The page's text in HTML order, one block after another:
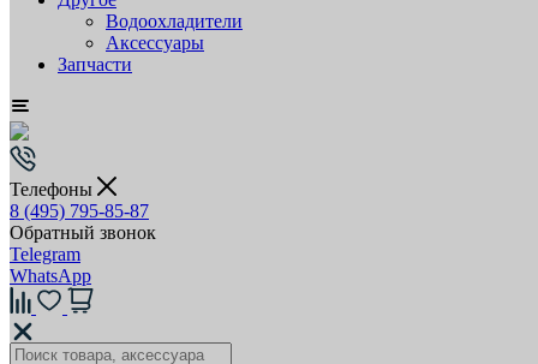
Водоохладители
Аксессуары
Запчасти
Телефоны
8 (495) 795-85-87
Обратный звонок
Telegram
WhatsApp